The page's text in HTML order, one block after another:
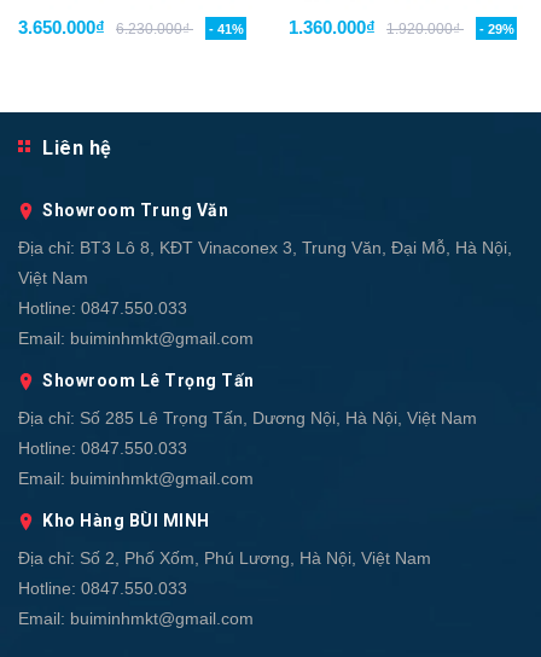
3.650.000₫ 6.230.000₫ - 41% 1.360.000₫ 1.920.000₫ - 29%
Liên hệ
Showroom Trung Văn
Địa chỉ: BT3 Lô 8, KĐT Vinaconex 3, Trung Văn, Đại Mỗ, Hà Nội,
Việt Nam
Hotline: 0847.550.033
Email: buiminhmkt@gmail.com
Showroom Lê Trọng Tấn
Địa chỉ: Số 285 Lê Trọng Tấn, Dương Nội, Hà Nội, Việt Nam
Hotline: 0847.550.033
Email: buiminhmkt@gmail.com
Kho Hàng BÙI MINH
Địa chỉ: Số 2, Phố Xốm, Phú Lương, Hà Nội, Việt Nam
Hotline: 0847.550.033
Email: buiminhmkt@gmail.com